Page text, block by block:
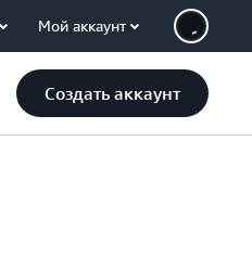
Мой аккаунт
Создать аккаунт